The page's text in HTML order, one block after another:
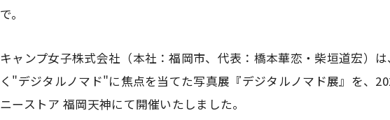
で。
キャンプ女子株式会社（本社：福岡市、代表：橋本華恋・柴垣道宏）
く"デジタルノマド"に焦点を当てた写真展『デジタルノマド展』を、
ニーストア 福岡天神にて開催いたしました。